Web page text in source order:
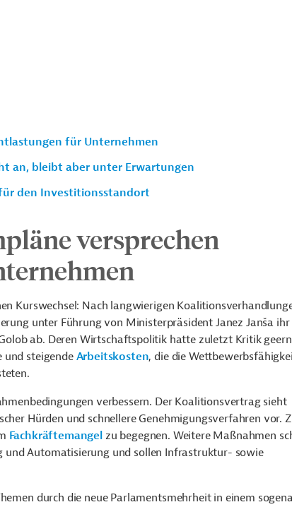
für Unternehmen
an, bleibt aber unter Erwartungen
den Investitionsstandort
versprechen
Kurswechsel: Nach langwierigen
unter Führung von Ministerpräsident Janez Janša ihr
ab. Deren Wirtschaftspolitik hatte zuletzt Kritik
und steigende Arbeitskosten, die die
verbessern. Der Koalitionsvertrag sieht
Hürden und schnellere Genehmigungsverfahren vor.
Fachkräftemangelzu begegnen. Weitere Maßnahmen
und Automatisierung und sollen Infrastruktur- sowie
durch die neue Parlamentsmehrheit in einem